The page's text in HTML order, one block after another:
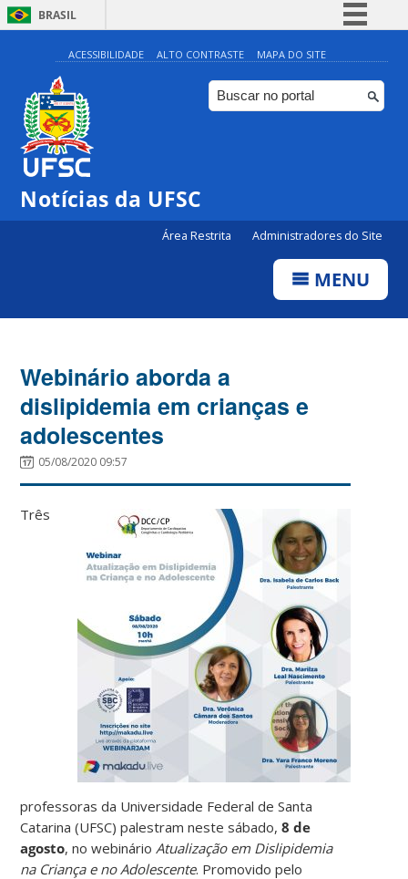
BRASIL
Simplifique!
Comunica BR
Participe
ACESSIBILIDADE ALTO CONTRASTE MAPA DO SITE
Notícias da UFSC
Área Restrita Administradores do Site
MENU
Webinário aborda a
dislipidemia em crianças e
adolescentes
05/08/2020 09:57
Três
professoras da Universidade Federal de Santa
Catarina (UFSC) palestram neste sábado,8 de
agosto, no webinário Atualização em Dislipidemia
na Criança e no Adolescente. Promovido pelo